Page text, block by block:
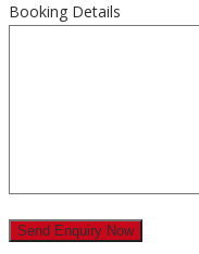
Booking Details